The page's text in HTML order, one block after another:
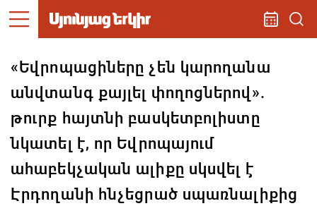
«Եվրոպացիները չեն կարողանա
անվտանգ քայլել փողոցներով».
թուրք հայտնի բասկետբոլիստը
նկատել է, որ Եվրոպայում
ահաբեկչական ալիքը սկսվել է
Էրդողանի հնչեցրած սպառնալիքից